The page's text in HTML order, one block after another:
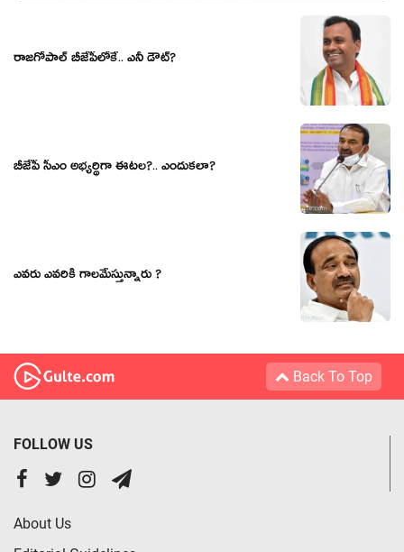
రాజ‌గోపాల్ బీజేపీలోకే.. ఎనీ డౌట్‌?
బీజేపీ సీఎం అభ్యర్థిగా ఈటల?.. ఎందుకలా?
ఎవరు ఎవరికి గాలమేస్తున్నారు ?
Back To Top
FOLLOW US
About Us